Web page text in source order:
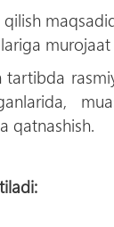
qatnashish.